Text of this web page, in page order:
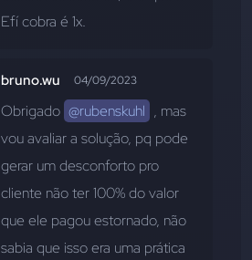
Efí cobra é 1x.
bruno.wu 04/09/2023
Obrigado @rubenskuhl , mas
vou avaliar a solução, pq pode
gerar um desconforto pro
cliente não ter 100% do valor
que ele pagou estornado, não
sabia que isso era uma prática